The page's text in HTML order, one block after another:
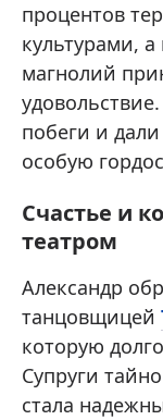
процентов
культурами,
магнолий
побеги и
особую
Счастье и
театром
Александр
танцовщицей
которую
Супруги
стала